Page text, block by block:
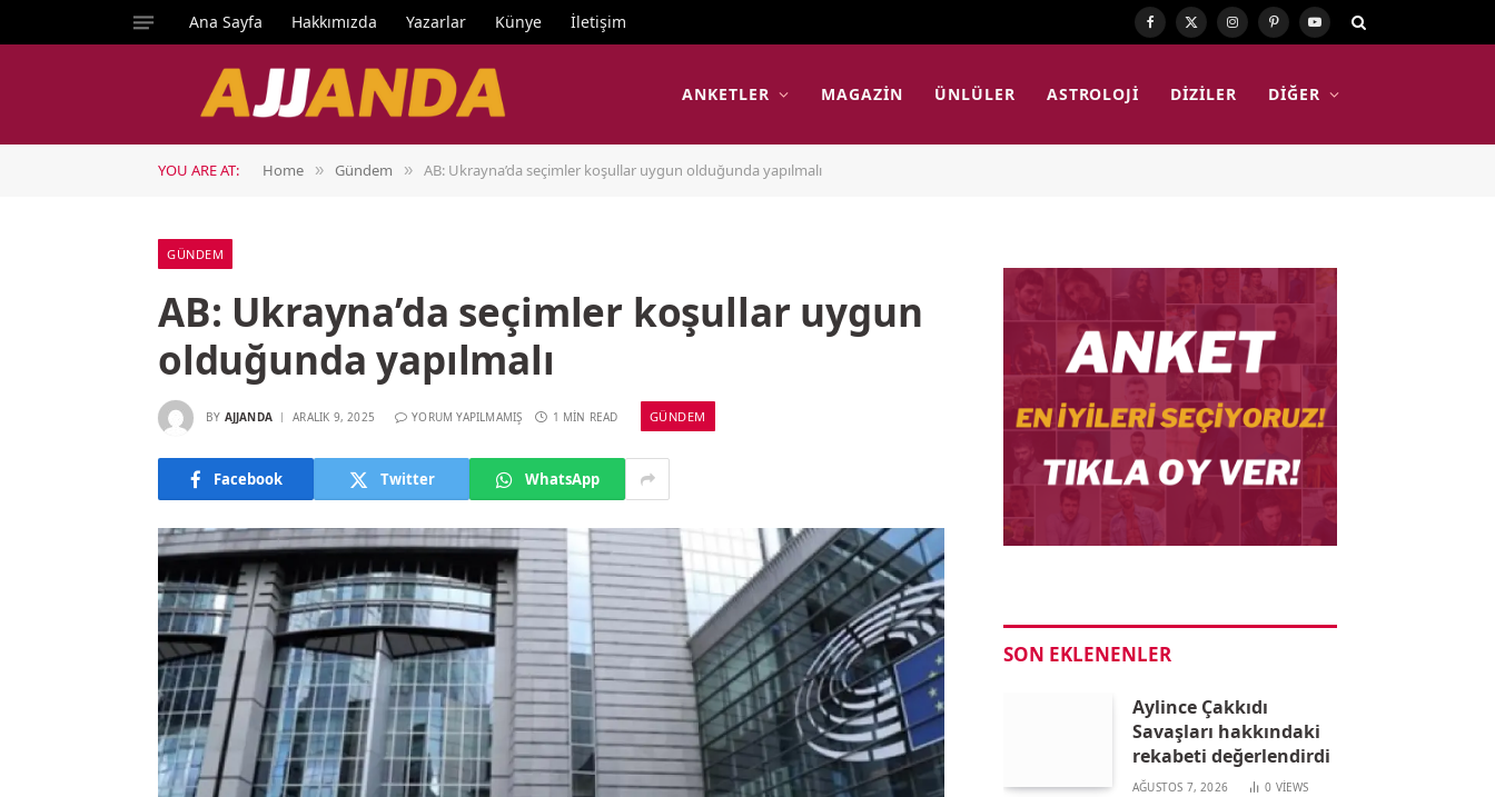
Ana Sayfa Hakkımızda Yazarlar Künye İletişim Facebook
X
Instagram
PinterestYouTube
ANKETLER MAGAZIN ÜNLÜLER ASTROLOJI DIZILER DIĞER
YOU ARE AT: Home » Gündem » AB: Ukrayna’da seçimler koşullar uygun olduğunda yapılmalı
GÜNDEM
AB: Ukrayna’da seçimler koşullar uygun
olduğunda yapılmalı
BY AJJANDA ARALIK 9, 2025 YORUM YAPILMAMIŞ 1 MIN READ GÜNDEM
Facebook Twitter WhatsApp
SON EKLENENLER
Aylince Çakkıdı
Savaşları hakkındaki
rekabeti değerlendirdi
AĞUSTOS 7, 2026 0 VIEWS